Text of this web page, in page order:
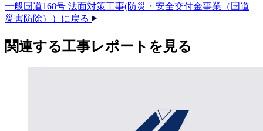
一般国道168号 法面対策工事(防災・安全交付金事業（国道
災害防除））に戻る
関連する​工事レポートを​見る​